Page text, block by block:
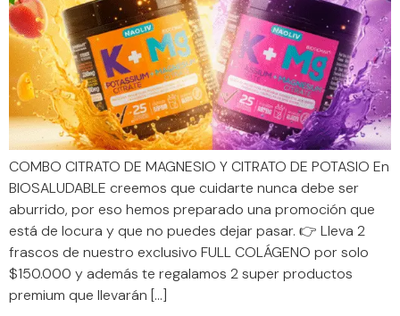
COMBO CITRATO DE MAGNESIO Y CITRATO DE POTASIO En
BIOSALUDABLE creemos que cuidarte nunca debe ser
aburrido, por eso hemos preparado una promoción que
está de locura y que no puedes dejar pasar. 👉 Lleva 2
frascos de nuestro exclusivo FULL COLÁGENO por solo
$150.000 y además te regalamos 2 super productos
premium que llevarán […]